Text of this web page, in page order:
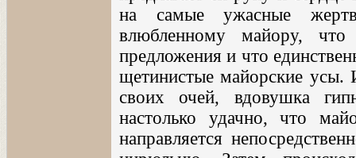
на самые ужасные
влюбленному майору,
предложения и что
щетинистые майорские усы.
своих очей, вдовушка
настолько удачно, что
направляется